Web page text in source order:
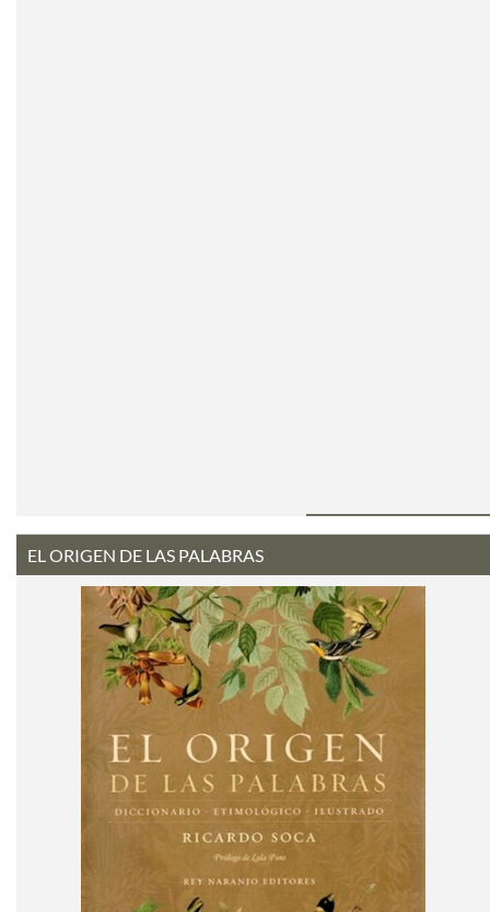
EL ORIGEN DE LAS PALABRAS